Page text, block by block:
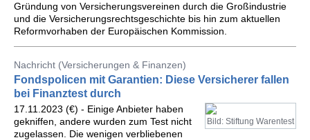
Gründung von Versicherungsvereinen durch die Großindustrie
und die Versicherungsrechtsgeschichte bis hin zum aktuellen
Reformvorhaben der Europäischen Kommission.
Nachricht (Versicherungen & Finanzen)
Fondspolicen mit Garantien: Diese Versicherer fallen
bei Finanztest durch
Bild: Stiftung Warentest
17.11.2023 (€) - Einige Anbieter haben
gekniffen, andere wurden zum Test nicht
zugelassen. Die wenigen verbliebenen